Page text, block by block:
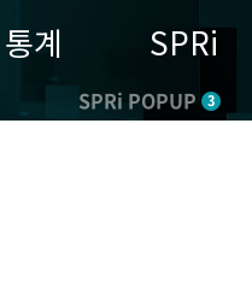
통계 SPRi
SPRi POPUP 3